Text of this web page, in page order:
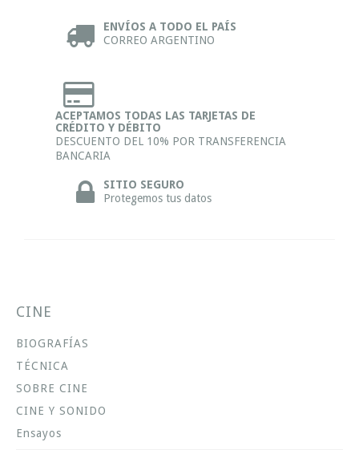
ENVÍOS A TODO EL PAÍS
CORREO ARGENTINO
ACEPTAMOS TODAS LAS TARJETAS DE
CRÉDITO Y DÉBITO
DESCUENTO DEL 10% POR TRANSFERENCIA
BANCARIA
SITIO SEGURO
Protegemos tus datos
CINE
BIOGRAFÍAS
TÉCNICA
SOBRE CINE
CINE Y SONIDO
Ensayos